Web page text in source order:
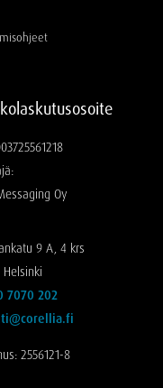
Oy
9 A, 4 krs
Helsinki
7070 202
2556121-8